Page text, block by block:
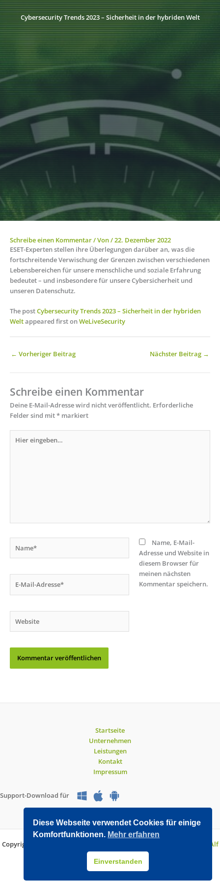
Cybersecurity Trends 2023 – Sicherheit in der hybriden Welt
Schreibe einen Kommentar/ Von/22. Dezember 2022
ESET-Experten stellen ihre Überlegungen darüber an, was die
fortschreitende Verwischung der Grenzen zwischen verschiedenen
Lebensbereichen für unsere menschliche und soziale Erfahrung
bedeutet – und insbesondere für unsere Cybersicherheit und
unseren Datenschutz.
The postCybersecurity Trends 2023 – Sicherheit in der hybriden
Weltappeared first onWeLiveSecurity
← Vorheriger Beitrag Nächster Beitrag →
Schreibe einen Kommentar
Deine E-Mail-Adresse wird nicht veröffentlicht. Erforderliche
Felder sind mit* markiert
eingeben…
Mail-
Name, E-Mail-
Adresse und Website in
diesem Browser für
meinen nächsten
Kommentar speichern.
Startseite
Unternehmen
Leistungen
Kontakt
Impressum
Support-Download für
Copyright © 2026 O&V DATEC GmbH | Entwickelt mit WordPress von
Alf
Drollinger
Diese Webseite verwendet Cookies für einige
Komfortfunktionen. Mehr erfahren
Einverstanden